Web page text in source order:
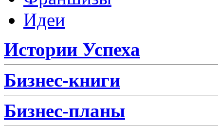
Идеи
Истории Успеха
Бизнес-книги
Бизнес-планы